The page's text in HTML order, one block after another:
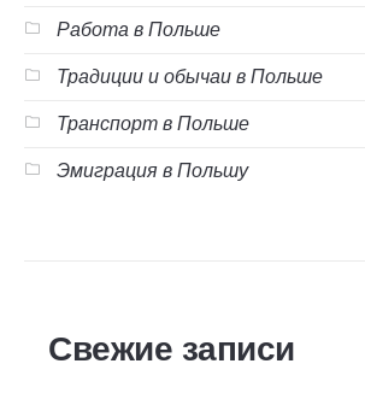
Работа в Польше
Традиции и обычаи в Польше
Транспорт в Польше
Эмиграция в Польшу
Свежие записи